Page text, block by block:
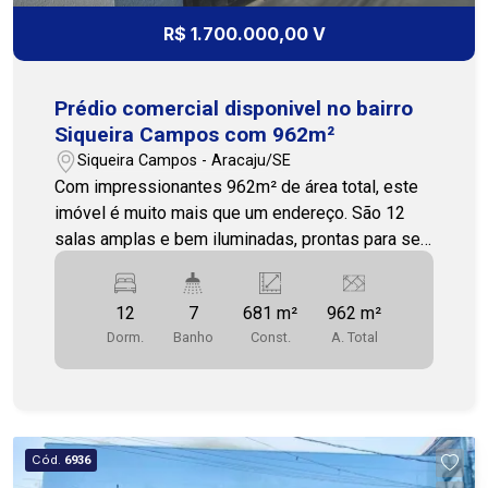
privilegiada e potencial ilimitado! Entre em
contato agora mesmo e agende sua visita! 79
208
R$ 1.700.000,00 V
Prédio comercial disponivel no bairro
Siqueira Campos com 962m²
Siqueira Campos - Aracaju/SE
Com impressionantes 962m² de área total, este
imóvel é muito mais que um endereço. São 12
salas amplas e bem iluminadas, prontas para se
transformar em escritórios executivos,
consultórios de alto padrão, ateliês criativos ou
até mesmo um centro de eventos exclusivo. Para
garantir a máxima funcionalidade, você conta com
7 banheiros e 3 áreas de serviço independentes.
conforto e praticidade para todos. A posição
Leste é outro grande diferencial, banhando o
12
Dorm.
7
Banho
681 m²
Const.
962 m²
A. Total
Cód. 6936